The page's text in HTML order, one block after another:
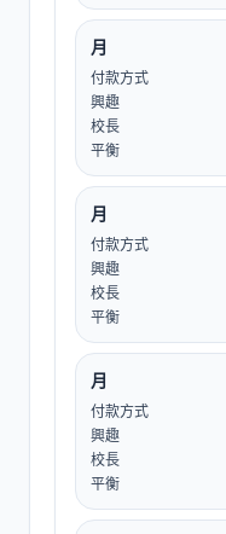
月
付款方式
興趣
校長
平衡
月
付款方式
興趣
校長
平衡
月
付款方式
興趣
校長
平衡